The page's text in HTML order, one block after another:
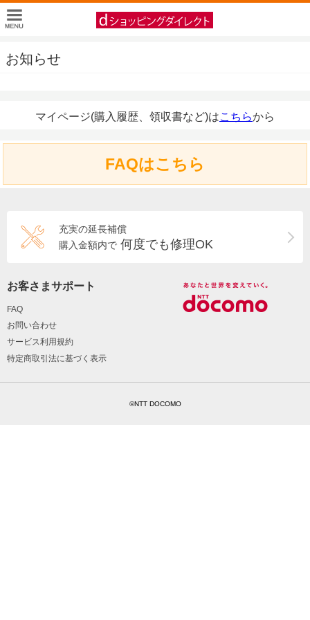
お知らせ
マイページ(購入履歴、領収書など)はこちらから
FAQはこちら
充実の延長補償
購入金額内で 何度でも修理OK
お客さまサポート
FAQ
お問い合わせ
サービス利用規約
特定商取引法に基づく表示
©NTT DOCOMO